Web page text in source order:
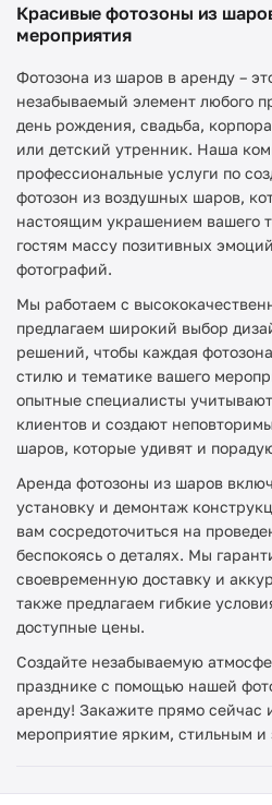
Красивые фотозоны из
мероприятия
Фотозона из шаров в аренду –
незабываемый элемент любого
день рождения, свадьба,
или детский утренник. Наша
профессиональные услуги по
фотозон из воздушных шаров,
настоящим украшением вашего
гостям массу позитивных
фотографий.
Мы работаем с
предлагаем широкий выбор
решений, чтобы каждая
стилю и тематике вашего
опытные специалисты
клиентов и создают
шаров, которые удивят и
Аренда фотозоны из шаров
установку и демонтаж
вам сосредоточиться на
беспокоясь о деталях. Мы
своевременную доставку и
также предлагаем гибкие
доступные цены.
Создайте незабываемую
празднике с помощью нашей
аренду! Закажите прямо сейчас
мероприятие ярким, стильным